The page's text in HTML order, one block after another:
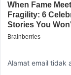
Alamat email tidak